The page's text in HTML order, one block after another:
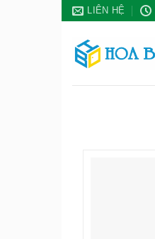
Bỏ
dung
LIÊN HỆ